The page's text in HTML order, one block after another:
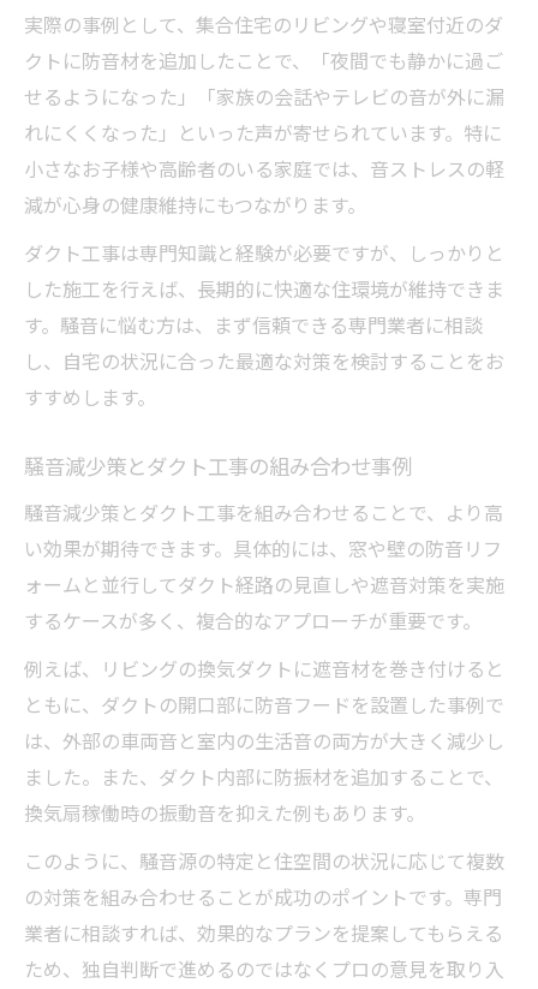
実際の事例として、集合住宅のリビングや寝室付近のダ
クトに防音材を追加したことで、「夜間でも静かに過ご
せるようになった」「家族の会話やテレビの音が外に漏
れにくくなった」といった声が寄せられています。特に
小さなお子様や高齢者のいる家庭では、音ストレスの軽
減が心身の健康維持にもつながります。
ダクト工事は専門知識と経験が必要ですが、しっかりと
した施工を行えば、長期的に快適な住環境が維持できま
す。騒音に悩む方は、まず信頼できる専門業者に相談
し、自宅の状況に合った最適な対策を検討することをお
すすめします。
騒音減少策とダクト工事の組み合わせ事例
騒音減少策とダクト工事を組み合わせることで、より高
い効果が期待できます。具体的には、窓や壁の防音リフ
ォームと並行してダクト経路の見直しや遮音対策を実施
するケースが多く、複合的なアプローチが重要です。
例えば、リビングの換気ダクトに遮音材を巻き付けると
ともに、ダクトの開口部に防音フードを設置した事例で
は、外部の車両音と室内の生活音の両方が大きく減少し
ました。また、ダクト内部に防振材を追加することで、
換気扇稼働時の振動音を抑えた例もあります。
このように、騒音源の特定と住空間の状況に応じて複数
の対策を組み合わせることが成功のポイントです。専門
業者に相談すれば、効果的なプランを提案してもらえる
ため、独自判断で進めるのではなくプロの意見を取り入